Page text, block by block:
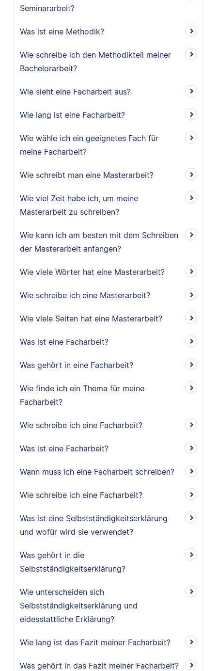
Seminararbeit?
Was ist eine Methodik?
Wie schreibe ich den Methodikteil meiner
Bachelorarbeit?
Wie sieht eine Facharbeit aus?
Wie lang ist eine Facharbeit?
Wie wähle ich ein geeignetes Fach für
meine Facharbeit?
Wie schreibt man eine Masterarbeit?
Wie viel Zeit habe ich, um meine
Masterarbeit zu schreiben?
Wie kann ich am besten mit dem Schreiben
der Masterarbeit anfangen?
Wie viele Wörter hat eine Masterarbeit?
Wie schreibe ich eine Masterarbeit?
Wie viele Seiten hat eine Masterarbeit?
Was ist eine Facharbeit?
Was gehört in eine Facharbeit?
Wie finde ich ein Thema für meine
Facharbeit?
Wie schreibe ich eine Facharbeit?
Was ist eine Facharbeit?
Wann muss ich eine Facharbeit schreiben?
Wie schreibe ich eine Facharbeit?
Was ist eine Selbstständigkeitserklärung
und wofür wird sie verwendet?
Was gehört in die
Selbstständigkeitserklärung?
Wie unterscheiden sich
Selbstständigkeitserklärung und
eidesstattliche Erklärung?
Wie lang ist das Fazit meiner Facharbeit?
Was gehört in das Fazit meiner Facharbeit?